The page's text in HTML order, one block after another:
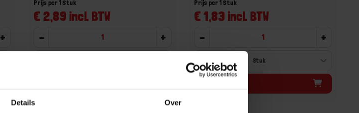
Details Over
+
€ 2,89 incl. BTW
Prijs per 1 Stuk
- +
€ 1,83 incl. BTW
Prijs per 1 Stuk
- +